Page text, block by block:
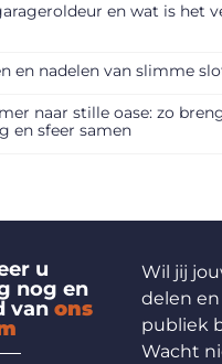
en wat is het
en nadelen van slimme
naar stille oase: zo
en sfeer samen
u
nog en
van ons
Wil jij
delen
publiek
Wacht